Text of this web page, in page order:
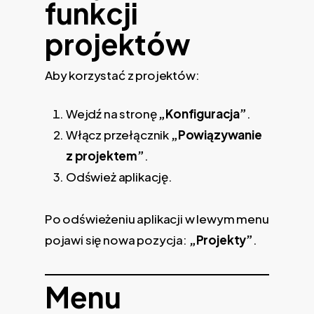
funkcji
projektów
Aby korzystać z projektów:
Wejdź na stronę„Konfiguracja”.
Włącz przełącznik „Powiązywanie
z projektem”.
Odśwież aplikację.
Po odświeżeniu aplikacji w lewym menu
pojawi się nowa pozycja: „Projekty”.
Menu